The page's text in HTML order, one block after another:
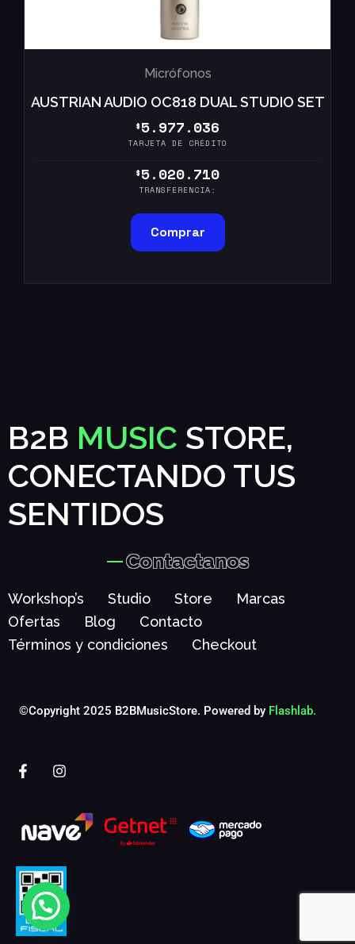
Micrófonos
AUSTRIAN AUDIO OC818 DUAL STUDIO SET
$5.977.036
TARJETA DE CRÉDITO
$5.020.710
TRANSFERENCIA:
Comprar
B2B MUSIC STORE,
CONECTANDO TUS
SENTIDOS
Contactanos
Workshop’s Studio Store
Marcas
Ofertas
Blog
Contacto
Términos y condiciones
Checkout
©Copyright 2025 B2BMusicStore. Powered by Flashlab.